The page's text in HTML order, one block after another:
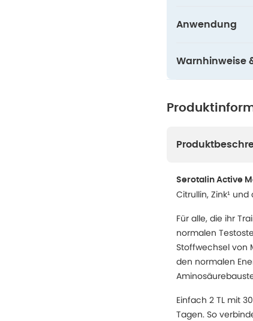
Anwendung
Warnhinweise
Serotalin Active
Citrullin, Zink¹
Für alle, die ihr
normalen
Stoffwechsel von
den normalen
Einfach 2 TL mit
Tagen. So